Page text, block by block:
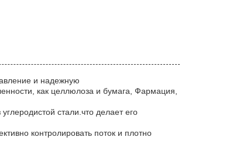
и надежную
как целлюлоза и бумага, Фармация,
стали.что делает его
контролировать поток и плотно